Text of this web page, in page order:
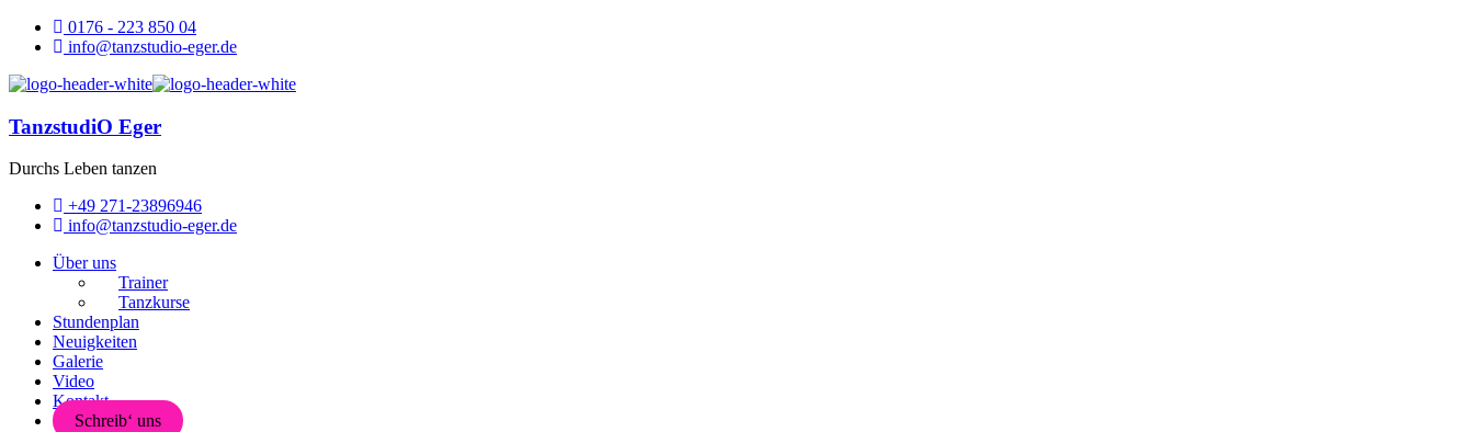
0176 - 223 850 04
info@tanzstudio-eger.de
TanzstudiO Eger
Durchs Leben tanzen
+49 271-23896946
info@tanzstudio-eger.de
Über uns
Trainer
Tanzkurse
Stundenplan
Neuigkeiten
Galerie
Video
Kontakt
Schreib‘ uns